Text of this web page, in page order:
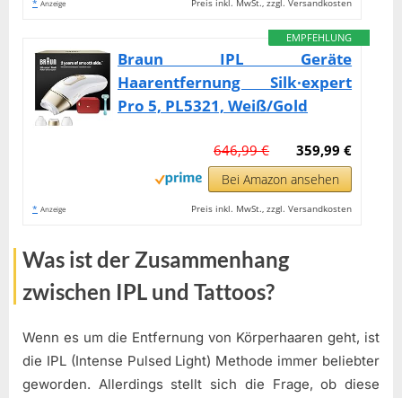
* Anzeige Preis inkl. MwSt., zzgl. Versandkosten
EMPFEHLUNG
Braun IPL Geräte
Haarentfernung Silk·expert
Pro 5, PL5321, Weiß/Gold
359,99 €
646,99 €
Bei Amazon ansehen
* Anzeige Preis inkl. MwSt., zzgl. Versandkosten
Was ist der Zusammenhang
zwischen IPL und Tattoos?
Wenn es um die Entfernung von Körperhaaren geht, ist
die IPL (Intense Pulsed Light) Methode immer beliebter
geworden. Allerdings stellt sich die Frage, ob diese